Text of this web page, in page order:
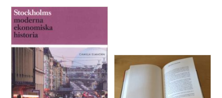
Relaterade
poster
och
teman